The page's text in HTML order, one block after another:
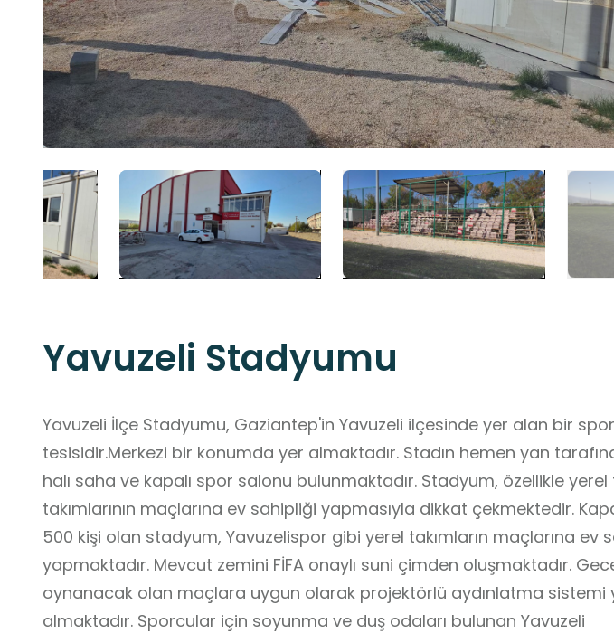
Yavuzeli Stadyumu
Yavuzeli İlçe Stadyumu, Gaziantep'in Yavuzeli ilçesinde yer alan bir spor
tesisidir.Merkezi bir konumda yer almaktadır. Stadın hemen yan
halı saha ve kapalı spor salonu bulunmaktadır. Stadyum, özellikle
takımlarının maçlarına ev sahipliği yapmasıyla dikkat çekmektedir.
500 kişi olan stadyum, Yavuzelispor gibi yerel takımların maçlarına ev
yapmaktadır. Mevcut zemini FİFA onaylı suni çimden oluşmaktadır.
oynanacak olan maçlara uygun olarak projektörlü aydınlatma sistemi
almaktadır. Sporcular için soyunma ve duş odaları bulunan Yavuzeli